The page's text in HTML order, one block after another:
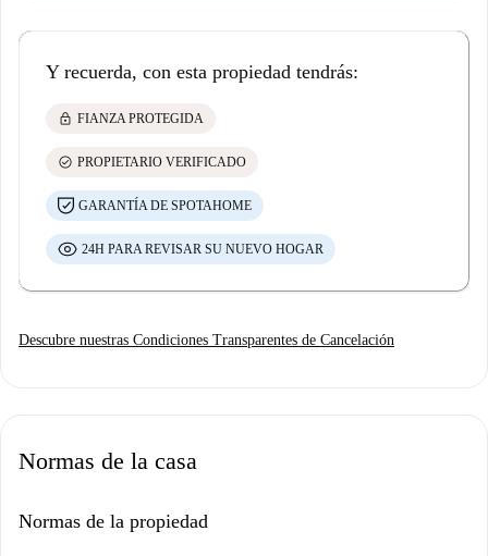
Y recuerda, con esta propiedad tendrás:
lock FIANZA PROTEGIDA
check_circle PROPIETARIO VERIFICADO
GARANTÍA DE SPOTAHOME
24H PARA REVISAR SU NUEVO HOGAR
Descubre nuestras Condiciones Transparentes de Cancelación
Normas de la casa
Normas de la propiedad